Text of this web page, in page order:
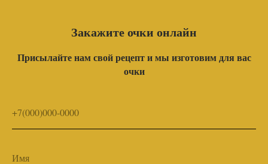
Закажите очки онлайн
Присылайте нам свой рецепт и мы изготовим для вас
очки
+7(000)000-0000
Имя